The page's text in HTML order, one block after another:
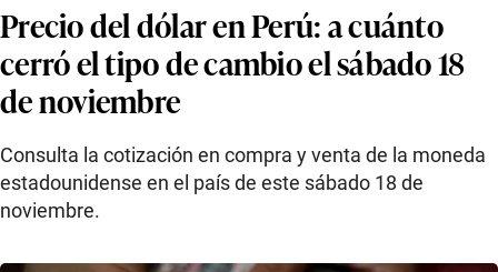
Precio del dólar en Perú: a cuánto
cerró el tipo de cambio el sábado 18
de noviembre
Consulta la cotización en compra y venta de la moneda
estadounidense en el país de este sábado 18 de
noviembre.